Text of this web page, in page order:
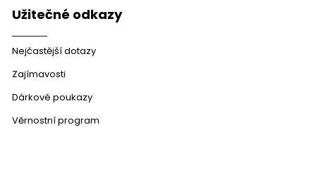
Užitečné odkazy
Nejčastější dotazy
Zajímavosti
Dárkové poukazy
Věrnostní program